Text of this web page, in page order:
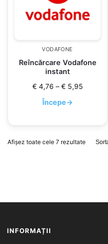
VODAFONE
Reîncărcare Vodafone
instant
€4,76 – €5,95
Începe→
Afișez toate cele 7 rezultate
INFORMAȚII